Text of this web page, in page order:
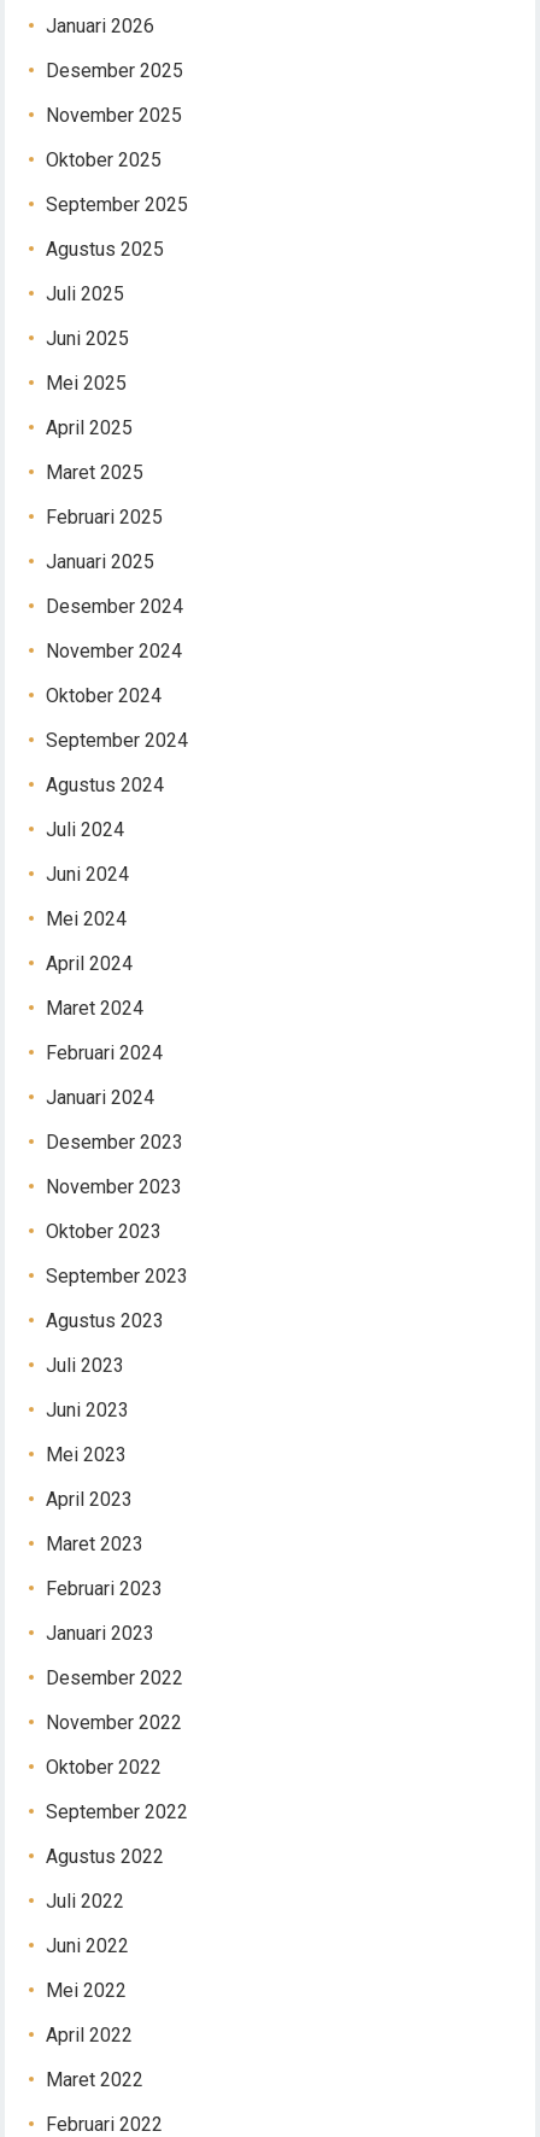
Januari 2026
Desember 2025
November 2025
Oktober 2025
September 2025
Agustus 2025
Juli 2025
Juni 2025
Mei 2025
April 2025
Maret 2025
Februari 2025
Januari 2025
Desember 2024
November 2024
Oktober 2024
September 2024
Agustus 2024
Juli 2024
Juni 2024
Mei 2024
April 2024
Maret 2024
Februari 2024
Januari 2024
Desember 2023
November 2023
Oktober 2023
September 2023
Agustus 2023
Juli 2023
Juni 2023
Mei 2023
April 2023
Maret 2023
Februari 2023
Januari 2023
Desember 2022
November 2022
Oktober 2022
September 2022
Agustus 2022
Juli 2022
Juni 2022
Mei 2022
April 2022
Maret 2022
Februari 2022